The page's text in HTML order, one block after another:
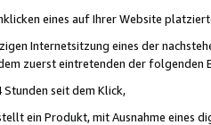
eines auf Ihrer Website
Internetsitzung eines der
zuerst eintretenden der folgenden
seit dem Klick,
ein Produkt, mit Ausnahme eines